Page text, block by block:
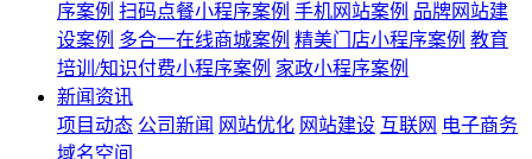
序案例 扫码点餐小程序案例 手机网站案例 品牌网站建
设案例 多合一在线商城案例 精美门店小程序案例 教育
培训/知识付费小程序案例 家政小程序案例
新闻资讯
项目动态 公司新闻 网站优化 网站建设 互联网 电子商务
域名空间